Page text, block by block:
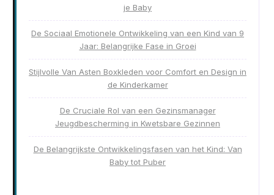
je Baby
De Sociaal Emotionele Ontwikkeling van een Kind van 9
Jaar: Belangrijke Fase in Groei
Stijlvolle Van Asten Boxkleden voor Comfort en Design in
de Kinderkamer
De Cruciale Rol van een Gezinsmanager
Jeugdbescherming in Kwetsbare Gezinnen
De Belangrijkste Ontwikkelingsfasen van het Kind: Van
Baby tot Puber